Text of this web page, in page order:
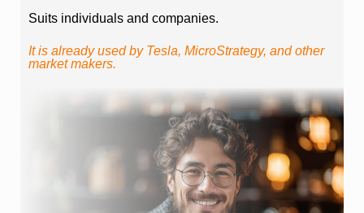
Suits individuals and companies.
It is already used by Tesla, MicroStrategy, and other
market makers.